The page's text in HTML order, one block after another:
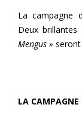
La campagne
Deux
Mengus » seront
LA CAMPAGNE